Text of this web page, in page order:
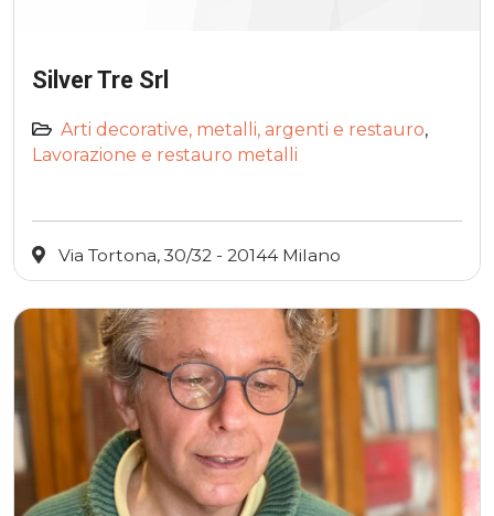
Silver Tre Srl
Arti decorative, metalli, argenti e restauro,
Lavorazione e restauro metalli
Via Tortona, 30/32 - 20144 Milano